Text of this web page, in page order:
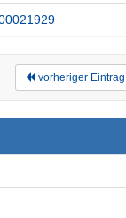
vorheriger Eintrag